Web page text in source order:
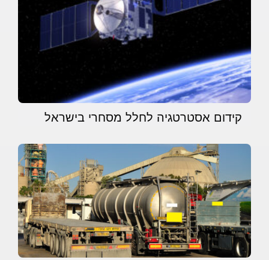
קידום אסטרטגיה לחלל מסחרי בישראל